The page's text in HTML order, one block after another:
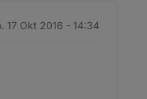
17 Okt 2016 - 14:34